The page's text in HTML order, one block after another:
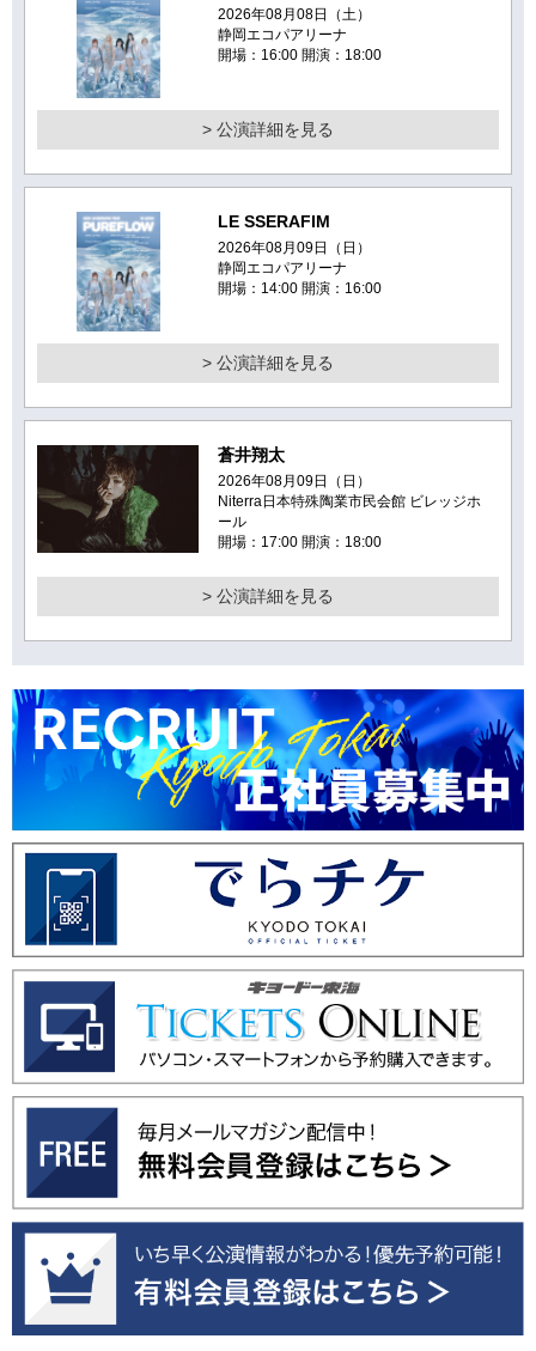
2026年08月08日（土）
静岡エコパアリーナ
開場：16:00 開演：18:00
> 公演詳細を見る
LE SSERAFIM
2026年08月09日（日）
静岡エコパアリーナ
開場：14:00 開演：16:00
> 公演詳細を見る
蒼井翔太
2026年08月09日（日）
Niterra日本特殊陶業市民会館 ビレッジホ
ール
開場：17:00 開演：18:00
> 公演詳細を見る